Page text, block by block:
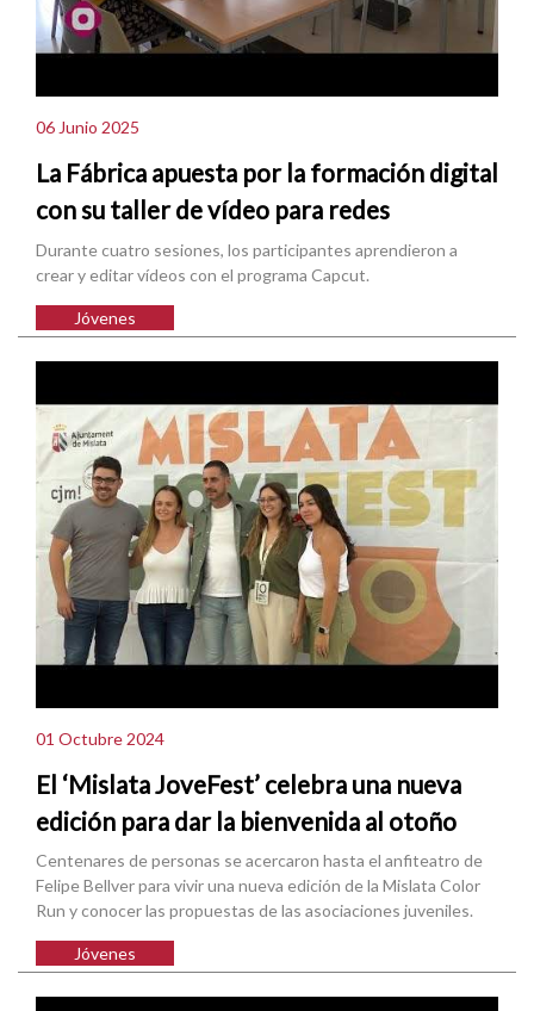
06 Junio 2025
La Fábrica apuesta por la formación digital
con su taller de vídeo para redes
Durante cuatro sesiones, los participantes aprendieron a
crear y editar vídeos con el programa Capcut.
Jóvenes
01 Octubre 2024
El ‘Mislata JoveFest’ celebra una nueva
edición para dar la bienvenida al otoño
Centenares de personas se acercaron hasta el anfiteatro de
Felipe Bellver para vivir una nueva edición de la Mislata Color
Run y conocer las propuestas de las asociaciones juveniles.
Jóvenes